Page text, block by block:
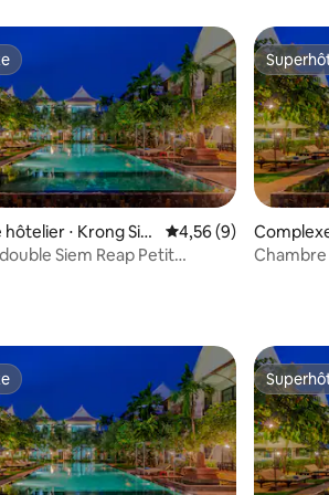
⋅ Krong Sie
Évaluation moyenne
4,56 (9)
Siem Reap Petit
m Reap